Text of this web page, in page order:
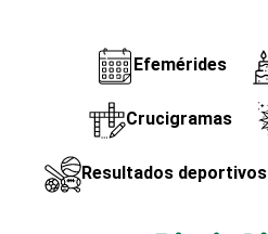
Efemérides
Crucigramas
Resultados deportivos